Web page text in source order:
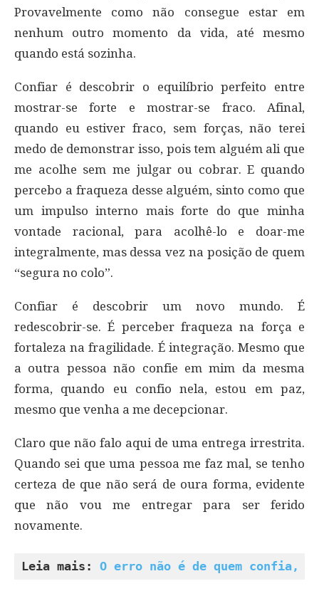
Provavelmente como não consegue estar em
nenhum outro momento da vida, até mesmo
quando está sozinha.
Confiar é descobrir o equilíbrio perfeito entre
mostrar-se forte e mostrar-se fraco. Afinal,
quando eu estiver fraco, sem forças, não terei
medo de demonstrar isso, pois tem alguém ali que
me acolhe sem me julgar ou cobrar. E quando
percebo a fraqueza desse alguém, sinto como que
um impulso interno mais forte do que minha
vontade racional, para acolhê-lo e doar-me
integralmente, mas dessa vez na posição de quem
“segura no colo”.
Confiar é descobrir um novo mundo. É
redescobrir-se. É perceber fraqueza na força e
fortaleza na fragilidade. É integração. Mesmo que
a outra pessoa não confie em mim da mesma
forma, quando eu confio nela, estou em paz,
mesmo que venha a me decepcionar.
Claro que não falo aqui de uma entrega irrestrita.
Quando sei que uma pessoa me faz mal, se tenho
certeza de que não será de oura forma, evidente
que não vou me entregar para ser ferido
novamente.
Leia mais: O erro não é de quem confia, e